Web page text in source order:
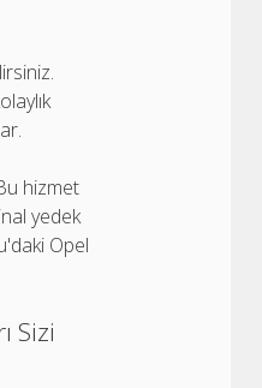
hizmet
yedek
Opel
Sizi